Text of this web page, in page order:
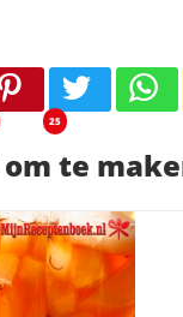
25
te